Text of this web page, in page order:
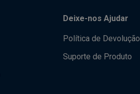
Deixe-nos Ajudar
Política de Devolução
Suporte de Produto